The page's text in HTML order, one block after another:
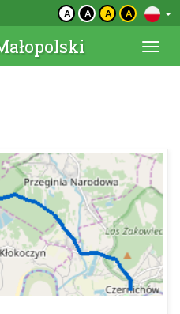
A A A A